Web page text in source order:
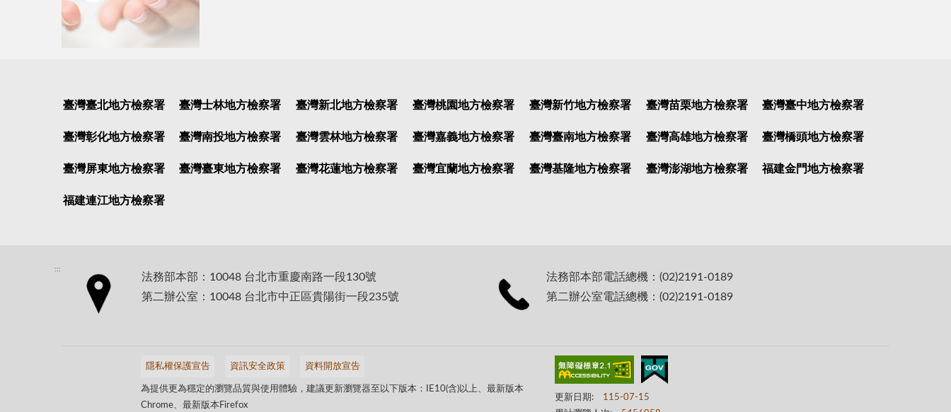
臺灣臺北地方檢察署 臺灣士林地方檢察署 臺灣新北地方檢察署 臺灣桃園地方檢察署 臺灣新竹地方檢察署 臺灣苗栗地方檢察署 臺灣臺中地方檢察署
臺灣彰化地方檢察署 臺灣南投地方檢察署 臺灣雲林地方檢察署 臺灣嘉義地方檢察署 臺灣臺南地方檢察署 臺灣高雄地方檢察署 臺灣橋頭地方檢察署
臺灣屏東地方檢察署 臺灣臺東地方檢察署 臺灣花蓮地方檢察署 臺灣宜蘭地方檢察署 臺灣基隆地方檢察署 臺灣澎湖地方檢察署 福建金門地方檢察署
福建連江地方檢察署
:::
法務部本部：10048 台北市重慶南路一段130號
第二辦公室：10048 台北市中正區貴陽街一段235號
法務部本部電話總機：(02)2191-0189
第二辦公室電話總機：(02)2191-0189
隱私權保護宣告 資訊安全政策 資料開放宣告
為提供更為穩定的瀏覽品質與使用體驗，建議更新瀏覽器至以下版本：IE10(含)以上、最新版本
Chrome、最新版本Firefox
更新日期:
115-07-15